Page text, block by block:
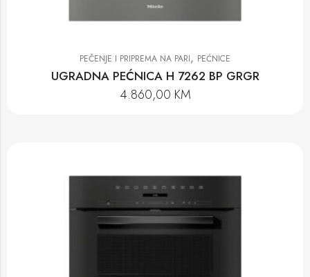
PEČENJE I PRIPREMA NA PARI, PEĆNICE
UGRADNA PEĆNICA H 7262 BP GRGR
4.860,00 KM